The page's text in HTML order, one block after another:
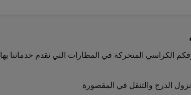
الكراسي المتحركة في المطارات التي نقدم خدماتنا